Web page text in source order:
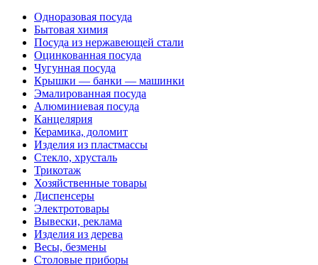
Одноразовая посуда
Бытовая химия
Посуда из нержавеющей стали
Оцинкованная посуда
Чугунная посуда
Крышки — банки — машинки
Эмалированная посуда
Алюминиевая посуда
Канцелярия
Керамика, доломит
Изделия из пластмассы
Стекло, хрусталь
Трикотаж
Хозяйственные товары
Диспенсеры
Электротовары
Вывески, реклама
Изделия из дерева
Весы, безмены
Столовые приборы